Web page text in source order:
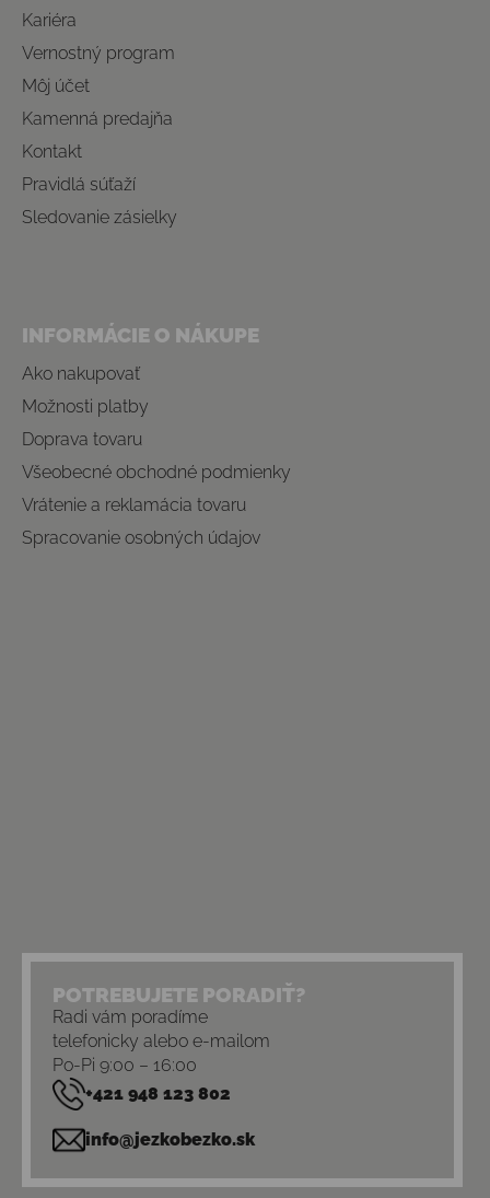
Kariéra
Vernostný program
Môj účet
Kamenná predajňa
Kontakt
Pravidlá súťaží
Sledovanie zásielky
INFORMÁCIE O NÁKUPE
Ako nakupovať
Možnosti platby
Doprava tovaru
Všeobecné obchodné podmienky
Vrátenie a reklamácia tovaru
Spracovanie osobných údajov
POTREBUJETE PORADIŤ?
Radi vám poradíme
telefonicky alebo e-mailom
Po-Pi 9:00 – 16:00
+421 948 123 802
info@jezkobezko.sk